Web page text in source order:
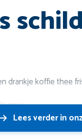
drankje koffie thee
Lees verder in